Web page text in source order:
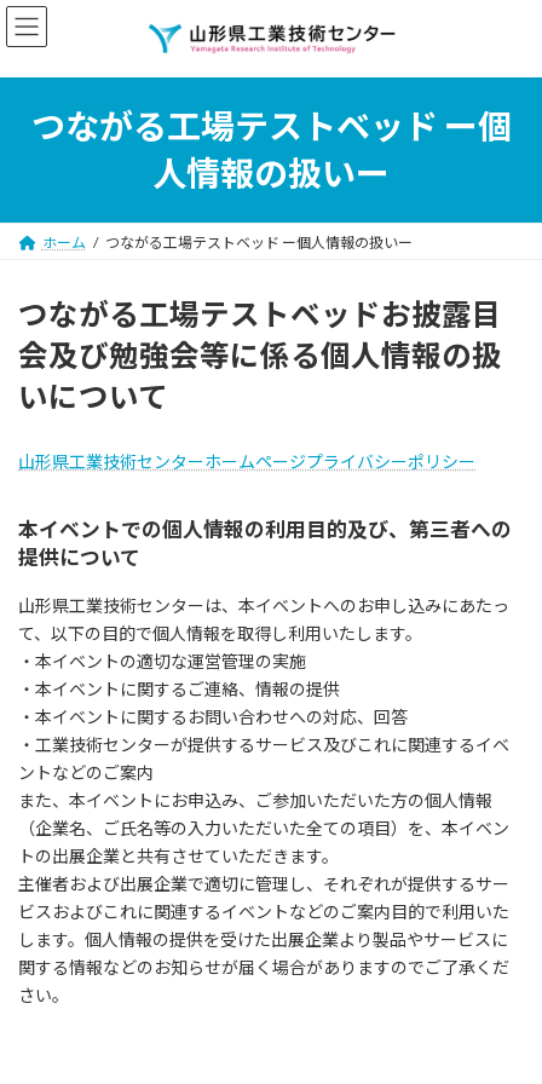
コ
ン
ン
プ
ナ
ビ
ー
動
つながる工場テストベッド ー個
人情報の扱いー
ホーム つながる工場テストベッド ー個人情報の扱いー
つながる工場テストベッドお披露目
会及び勉強会等に係る個人情報の扱
いについて
山形県工業技術センターホームページプライバシーポリシー
本イベントでの個人情報の利用目的及び、第三者への
提供について
山形県工業技術センターは、本イベントへのお申し込みにあたっ
て、以下の目的で個人情報を取得し利用いたします。
・本イベントの適切な運営管理の実施
・本イベントに関するご連絡、情報の提供
・本イベントに関するお問い合わせへの対応、回答
・工業技術センターが提供するサービス及びこれに関連するイベ
ントなどのご案内
また、本イベントにお申込み、ご参加いただいた方の個人情報
（企業名、ご氏名等の入力いただいた全ての項目）を、本イベン
トの出展企業と共有させていただきます。
主催者および出展企業で適切に管理し、それぞれが提供するサー
ビスおよびこれに関連するイベントなどのご案内目的で利用いた
します。個人情報の提供を受けた出展企業より製品やサービスに
関する情報などのお知らせが届く場合がありますのでご了承くだ
さい。